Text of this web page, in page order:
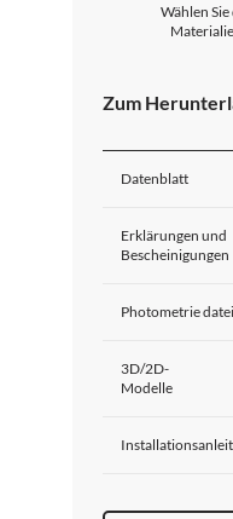
Wählen
Zum
Datenblatt
Erklärungen und
Bescheinigungen
Photometrie datei
3D/2D-
Modelle